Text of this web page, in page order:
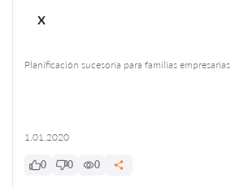
x
Planificación sucesoria para familias empresarias
1.01.2020
0 0 0